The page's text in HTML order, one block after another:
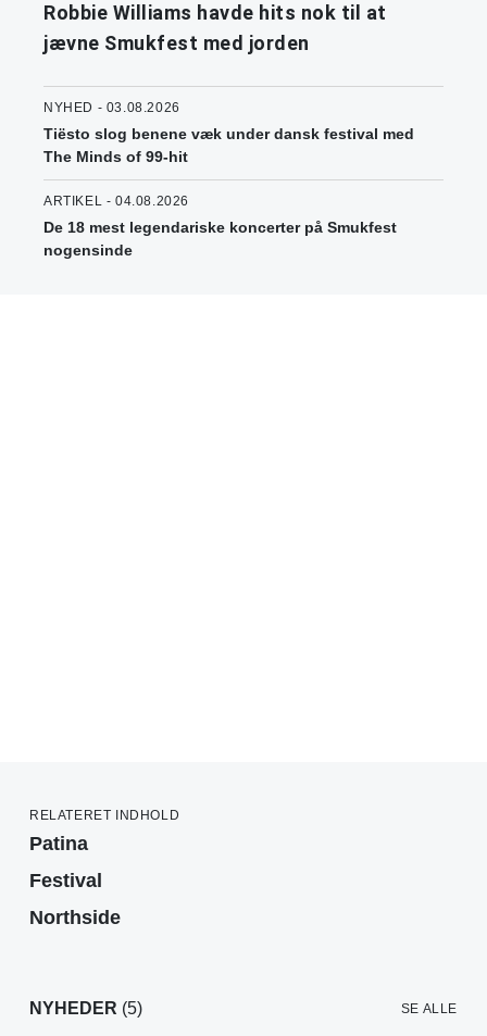
Robbie Williams havde hits nok til at
jævne Smukfest med jorden
NYHED - 03.08.2026
Tiësto slog benene væk under dansk festival med
The Minds of 99-hit
ARTIKEL - 04.08.2026
De 18 mest legendariske koncerter på Smukfest
nogensinde
RELATERET INDHOLD
Patina
Festival
Northside
NYHEDER (5) SE ALLE